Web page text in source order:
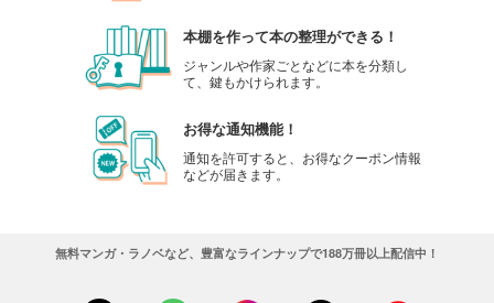
本棚を作って本の整理ができる！
ジャンルや作家ごとなどに本を分類し
て、鍵もかけられます。
お得な通知機能！
通知を許可すると、お得なクーポン情報
などが届きます。
無料マンガ・ラノベなど、豊富なラインナップで188万冊以上配信中！